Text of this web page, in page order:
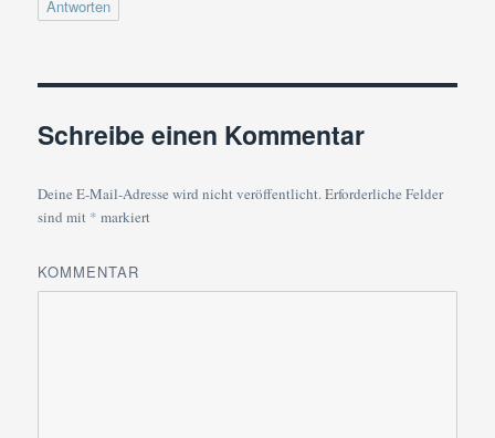
Antworten
Schreibe einen Kommentar
Deine E-Mail-Adresse wird nicht veröffentlicht.Erforderliche Felder
sind mit * markiert
KOMMENTAR